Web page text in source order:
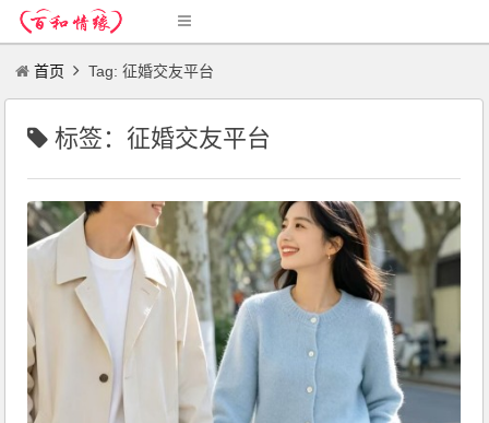
首页 Tag: 征婚交友平台
标签：征婚交友平台